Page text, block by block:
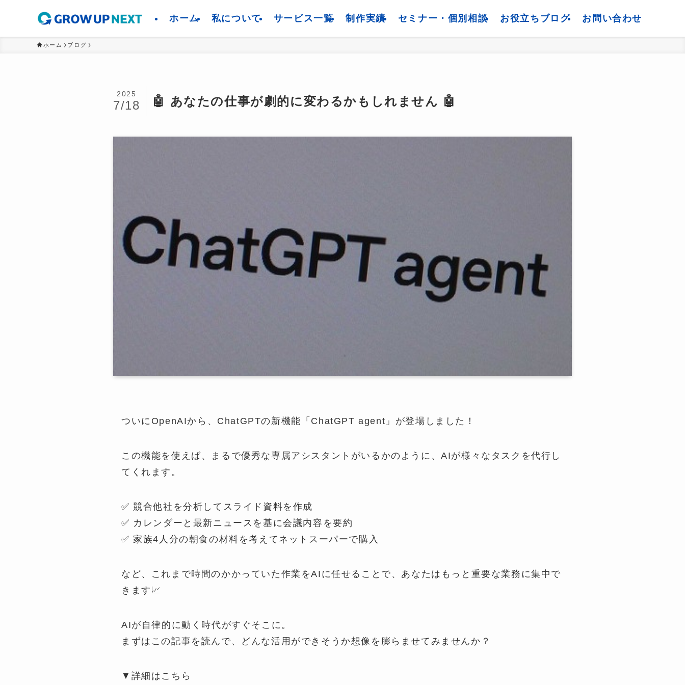
ホーム 私について サービス一覧 制作実績 セミナー・個別相談 お役立ちブログ お問い合わせ
ホーム ブログ
🤖 あなたの仕事が劇的に変わるかもしれません 🤖
2025
7/18
ついにOpenAIから、ChatGPTの新機能「ChatGPT agent」が登場しました！
この機能を使えば、まるで優秀な専属アシスタントがいるかのように、AIが様々なタスクを代行し
てくれます。
✅ 競合他社を分析してスライド資料を作成
✅ カレンダーと最新ニュースを基に会議内容を要約
✅ 家族4人分の朝食の材料を考えてネットスーパーで購入
など、これまで時間のかかっていた作業をAIに任せることで、あなたはもっと重要な業務に集中で
きます📈
AIが自律的に動く時代がすぐそこに。
まずはこの記事を読んで、どんな活用ができそうか想像を膨らませてみませんか？
▼詳細はこちら